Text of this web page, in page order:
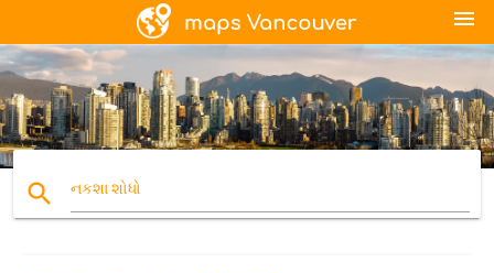
menu
search નકશા શોધો